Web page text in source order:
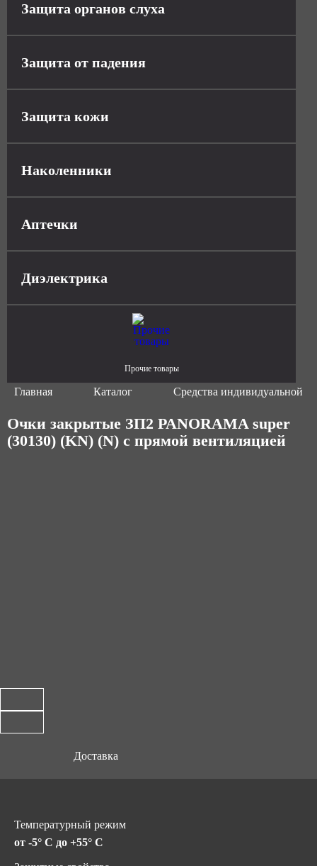
Защита органов слуха
Защита от падения
Защита кожи
Наколенники
Аптечки
Диэлектрика
Прочие товары
Главная Каталог Средства индивидуальной
Очки закрытые ЗП2 PANORAMA super
(30130) (KN) (N) с прямой вентиляцией
Доставка
Температурный режим
от -5° C до +55° C